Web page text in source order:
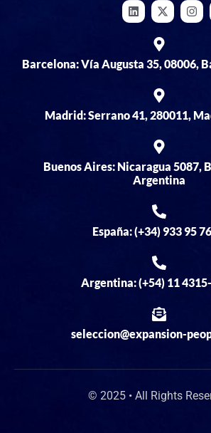
Barcelona: Vía Augusta 35, 08006,
Madrid: Serrano 41, 280011,
Buenos Aires: Nicaragua 5087,
Argentina
España: (+34) 933 95
Argentina: (+54) 11
seleccion@expansion-
© 2025 • All Rights